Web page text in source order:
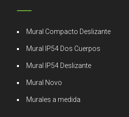
Mural Compacto Deslizante
Mural IP54 Dos Cuerpos
Mural IP54 Deslizante
Mural Novo
Murales a medida